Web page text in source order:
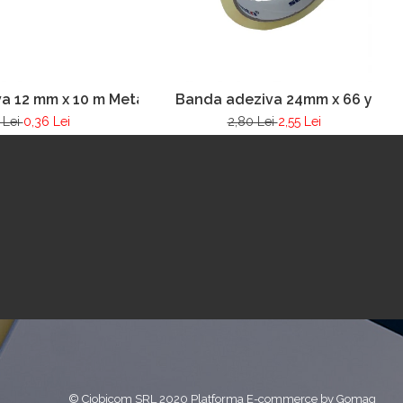
12 mm x 10 m Metalizata
Lei0,36 Lei
Banda adeziva 24mm x 66 y
2,80 Lei2,55 Lei
© Ciobicom SRL 2020 Platforma E-commerce by Gomag